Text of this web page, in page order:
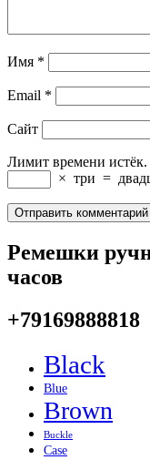
Имя *
Email *
Сайт
Лимит времени
× три =
Ремешки
часов
+79169888818
Black
Blue
Brown
Buckle
Case